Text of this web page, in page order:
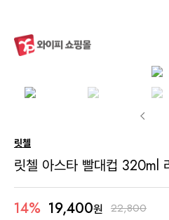
릿첼
릿첼 아스타 빨대컵 320ml
14% 19,400원 22,800